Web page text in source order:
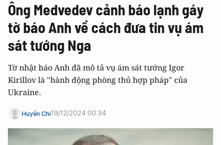
Ông Medvedev cảnh báo lạnh gáy
tờ báo Anh về cách đưa tin vụ ám
sát tướng Nga
Tờ nhật báo Anh đã mô tả vụ ám sát tướng Igor
Kirillov là "hành động phòng thủ hợp pháp" của
Ukraine.
Huyền Chi19/12/2024 00:34